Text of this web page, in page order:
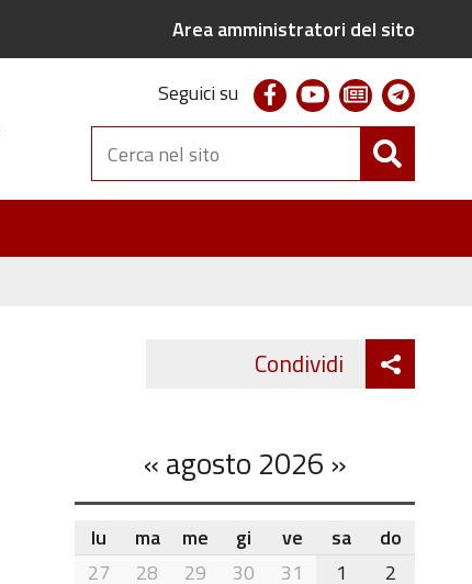
Area amministratori del sito
Seguici su facebookyoutubenewsletter
Cerca
nel
sito
Condividi Twitter
«agosto 2026 »
month-
lu ma me gi ve sa
do
27
28 29 30 31 1
2